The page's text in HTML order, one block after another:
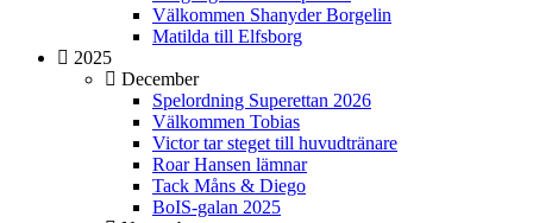
Välkommen Shanyder Borgelin
Matilda till Elfsborg
2025
December
Spelordning Superettan 2026
Välkommen Tobias
Victor tar steget till huvudtränare
Roar Hansen lämnar
Tack Måns & Diego
BoIS-galan 2025